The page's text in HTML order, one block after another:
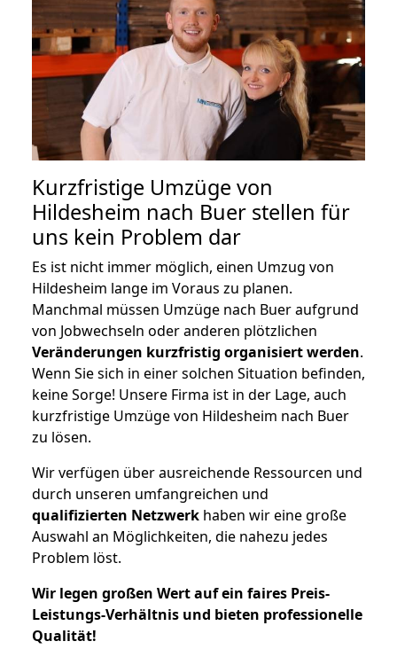
Kurzfristige Umzüge von
Hildesheim nach Buer stellen für
uns kein Problem dar
Es ist nicht immer möglich, einen Umzug von
Hildesheim lange im Voraus zu planen.
Manchmal müssen Umzüge nach Buer aufgrund
von Jobwechseln oder anderen plötzlichen
Veränderungen kurzfristig organisiert werden.
Wenn Sie sich in einer solchen Situation befinden,
keine Sorge! Unsere Firma ist in der Lage, auch
kurzfristige Umzüge von Hildesheim nach Buer
zu lösen.
Wir verfügen über ausreichende Ressourcen und
durch unseren umfangreichen und
qualifizierten Netzwerk haben wir eine große
Auswahl an Möglichkeiten, die nahezu jedes
Problem löst.
Wir legen großen Wert auf ein faires Preis-
Leistungs-Verhältnis und bieten professionelle
Qualität!